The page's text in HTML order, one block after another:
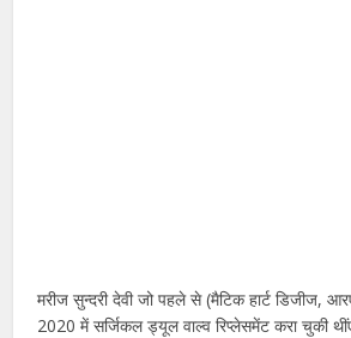
मरीज सुन्दरी देवी जो पहले से (मैटिक हार्ट डिजीज,
2020 में सर्जिकल ड्यूल वाल्व रिप्लेसमेंट करा चुकी